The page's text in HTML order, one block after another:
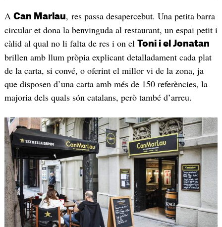
A Can Marlau, res passa desapercebut. Una petita barra
circular et dona la benvinguda al restaurant, un espai petit i
càlid al qual no li falta de res i on el Toni i el Jonatan
brillen amb llum pròpia explicant detalladament cada plat
de la carta, si convé, o oferint el millor vi de la zona, ja
que disposen d’una carta amb més de 150 referències, la
majoria dels quals són catalans, però també d’arreu.